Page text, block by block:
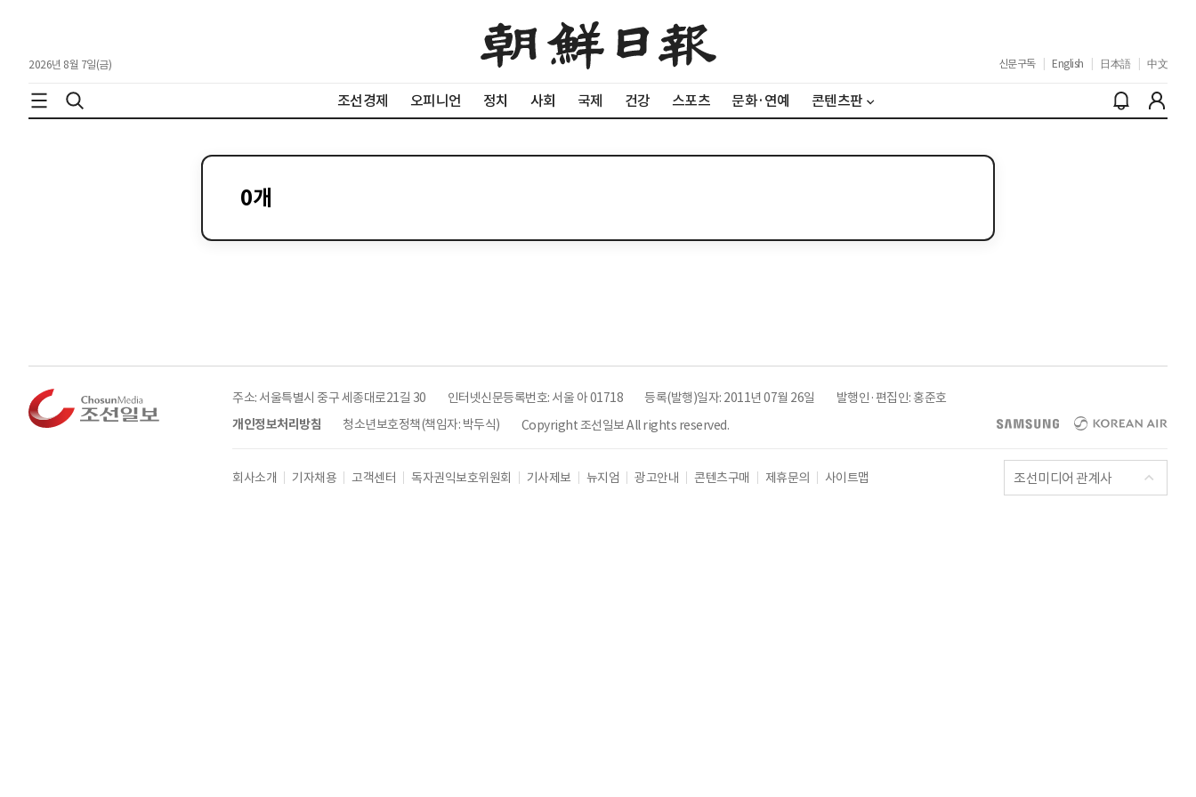
2026년 8월 7일(금) 신문구독 English 日本語 中文
조선경제 오피니언 정치 사회 국제 건강 스포츠 문화·연예 콘텐츠판
0개
주소: 서울특별시 중구 세종대로21길 30 인터넷신문등록번호: 서울 아 01718 등록(발행)일자: 2011년 07월 26일
발행인·편집인: 홍준호
개인정보처리방침
청소년보호정책(책임자: 박두식) Copyright 조선일보 All rights reserved.
회사소개 기자채용 고객센터 독자권익보호위원회 기사제보 뉴지엄 광고안내 콘텐츠구매 제휴문의 사이트맵 조선미디어 관계사